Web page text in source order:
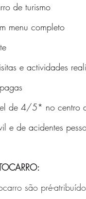
de turismo
menu completo
e actividades
de 4/5* no centro
e de acidentes
são pré-